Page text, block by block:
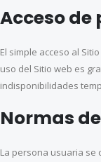
Acceso
El simple acceso al
uso del Sitio web es
indisponibilidades
Normas
La persona usuaria se